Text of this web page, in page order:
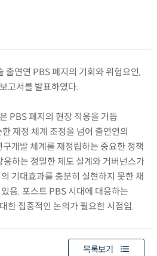
출연연 PBS 폐지의 기회와 위험요인,
고서를 발표하였다.
PBS 폐지의 현장 적용을 거듭
재정 체계 조정을 넘어 출연연의
개발 체계를 재정립하는 중요한 정책
하는 정밀한 제도 설계와 거버넌스가
기대효과를 충분히 실현하지 못한 채
음. 포스트 PBS 시대에 대응하는
한 집중적인 논의가 필요한 시점임.
목록보기